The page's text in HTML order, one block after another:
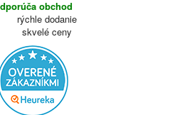
obchod
rýchle dodanie
skvelé ceny